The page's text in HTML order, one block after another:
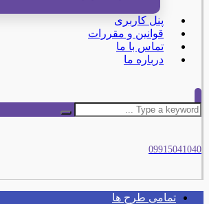
پنل کاربری
قوانین و مقررات
تماس با ما
درباره ما
09915041040
تمامی طرح‌ ها